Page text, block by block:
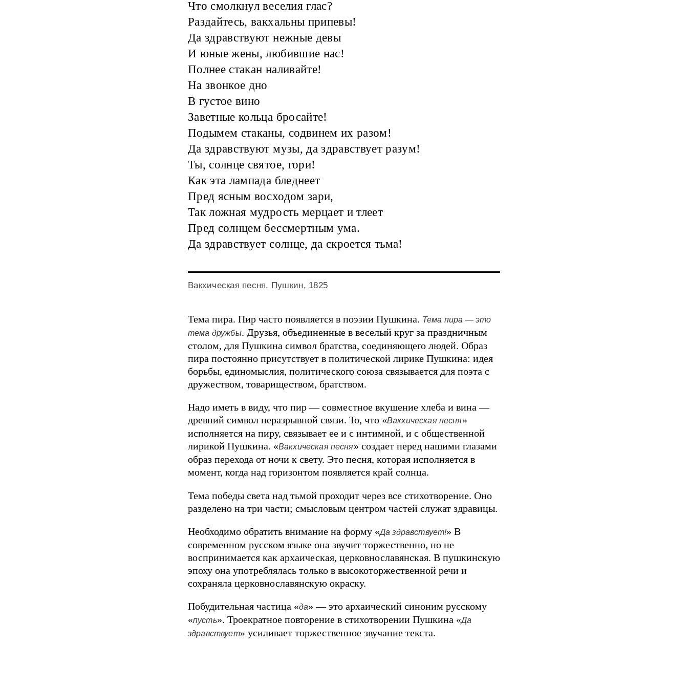
Что смолкнул веселия глас?
Раздайтесь, вакхальны припевы!
Да здравствуют нежные девы
И юные жены, любившие нас!
Полнее стакан наливайте!
На звонкое дно
В густое вино
Заветные кольца бросайте!
Подымем стаканы, содвинем их разом!
Да здравствуют музы, да здравствует разум!
Ты, солнце святое, гори!
Как эта лампада бледнеет
Пред ясным восходом зари,
Так ложная мудрость мерцает и тлеет
Пред солнцем бессмертным ума.
Да здравствует солнце, да скроется тьма!
Вакхическая песня. Пушкин, 1825
Тема пира. Пир часто появляется в поэзии Пушкина. Тема пира — это
тема дружбы. Друзья, объединенные в веселый круг за праздничным
столом, для Пушкина символ братства, соединяющего людей. Образ
пира постоянно присутствует в политической лирике Пушкина: идея
борьбы, единомыслия, политического союза связывается для поэта с
дружеством, товариществом, братством.
Надо иметь в виду, что пир — совместное вкушение хлеба и вина —
древний символ неразрывной связи. То, что «Вакхическая песня»
исполняется на пиру, связывает ее и с интимной, и с общественной
лирикой Пушкина. «Вакхическая песня» создает перед нашими глазами
образ перехода от ночи к свету. Это песня, которая исполняется в
момент, когда над горизонтом появляется край солнца.
Тема победы света над тьмой проходит через все стихотворение. Оно
разделено на три части; смысловым центром частей служат здравицы.
Необходимо обратить внимание на форму «Да здравствует!» В
современном русском языке она звучит торжественно, но не
воспринимается как архаическая, церковнославянская. В пушкинскую
эпоху она употреблялась только в высокоторжественной речи и
сохраняла церковнославянскую окраску.
Побудительная частица «да» — это архаический синоним русскому
«пусть». Троекратное повторение в стихотворении Пушкина «Да
здравствует» усиливает торжественное звучание текста.